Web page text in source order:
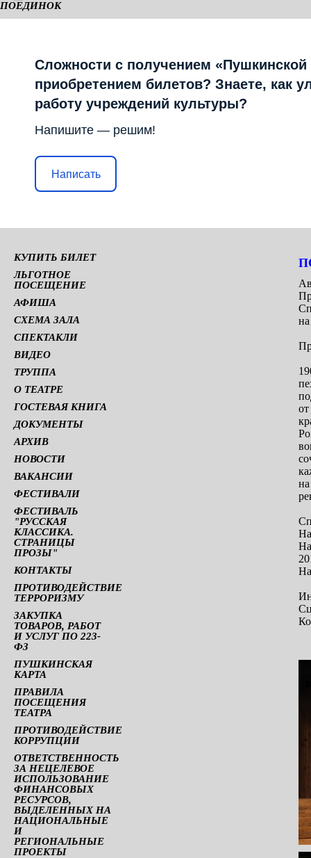
ПОЕДИНОК
Сложности с получением «Пушкинской
приобретением билетов? Знаете, как
работу учреждений культуры?
Напишите — решим!
Написать
КУПИТЬ БИЛЕТ
ЛЬГОТНОЕ
ПОСЕЩЕНИЕ
АФИША
СХЕМА ЗАЛА
СПЕКТАКЛИ
ВИДЕО
ТРУППА
О ТЕАТРЕ
ГОСТЕВАЯ КНИГА
ДОКУМЕНТЫ
АРХИВ
НОВОСТИ
ВАКАНСИИ
ФЕСТИВАЛИ
ФЕСТИВАЛЬ
"РУССКАЯ
КЛАССИКА.
СТРАНИЦЫ
ПРОЗЫ"
КОНТАКТЫ
ПРОТИВОДЕЙСТВИЕ
ТЕРРОРИЗМУ
ЗАКУПКА
ТОВАРОВ, РАБОТ
И УСЛУГ ПО 223-
ФЗ
ПУШКИНСКАЯ
КАРТА
ПРАВИЛА
ПОСЕЩЕНИЯ
ТЕАТРА
ПРОТИВОДЕЙСТВИЕ
КОРРУПЦИИ
ОТВЕТСТВЕННОСТЬ
ЗА НЕЦЕЛЕВОЕ
ИСПОЛЬЗОВАНИЕ
ФИНАНСОВЫХ
РЕСУРСОВ,
ВЫДЕЛЕННЫХ НА
НАЦИОНАЛЬНЫЕ
И
РЕГИОНАЛЬНЫЕ
ПРОЕКТЫ